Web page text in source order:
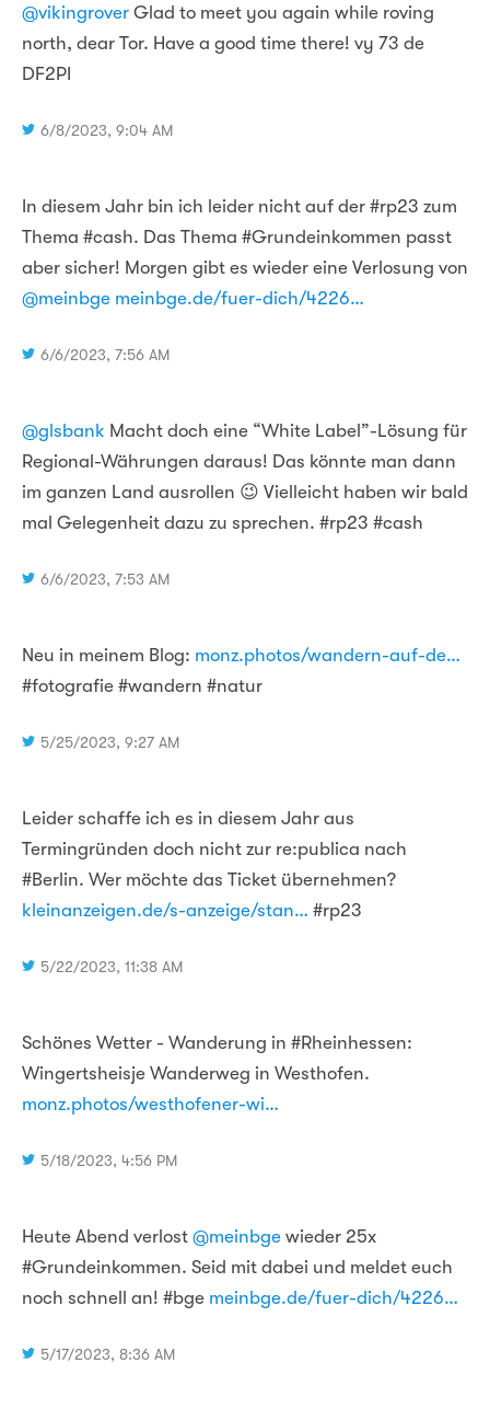
@vikingrover Glad to meet you again while roving
north, dear Tor. Have a good time there! vy 73 de
DF2PI
6/8/2023, 9:04 AM
In diesem Jahr bin ich leider nicht auf der #rp23 zum
Thema #cash. Das Thema #Grundeinkommen passt
aber sicher! Morgen gibt es wieder eine Verlosung von
@meinbge meinbge.de/fuer-dich/4226…
6/6/2023, 7:56 AM
@glsbank Macht doch eine “White Label”-Lösung für
Regional-Währungen daraus! Das könnte man dann
im ganzen Land ausrollen 😉 Vielleicht haben wir bald
mal Gelegenheit dazu zu sprechen. #rp23 #cash
6/6/2023, 7:53 AM
Neu in meinem Blog: monz.photos/wandern-auf-de…
#fotografie #wandern #natur
5/25/2023, 9:27 AM
Leider schaffe ich es in diesem Jahr aus
Termingründen doch nicht zur re:publica nach
#Berlin. Wer möchte das Ticket übernehmen?
kleinanzeigen.de/s-anzeige/stan… #rp23
5/22/2023, 11:38 AM
Schönes Wetter - Wanderung in #Rheinhessen:
Wingertsheisje Wanderweg in Westhofen.
monz.photos/westhofener-wi…
5/18/2023, 4:56 PM
Heute Abend verlost @meinbge wieder 25x
#Grundeinkommen. Seid mit dabei und meldet euch
noch schnell an! #bge meinbge.de/fuer-dich/4226…
5/17/2023, 8:36 AM